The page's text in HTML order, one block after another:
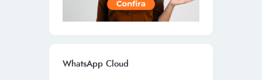
WhatsApp Cloud